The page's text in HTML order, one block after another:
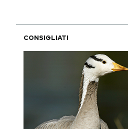
I MIEI PREFERITI
CONSIGLIATI